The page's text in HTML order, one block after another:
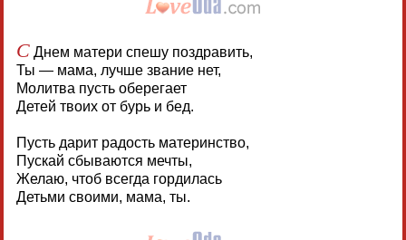
СДнем матери спешу поздравить,
Ты — мама, лучше звание нет,
Молитва пусть оберегает
Детей твоих от бурь и бед.
Пусть дарит радость материнство,
Пускай сбываются мечты,
Желаю, чтоб всегда гордилась
Детьми своими, мама, ты.